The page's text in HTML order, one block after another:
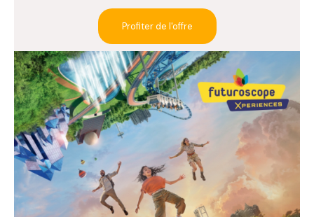
Profiter de l'offre